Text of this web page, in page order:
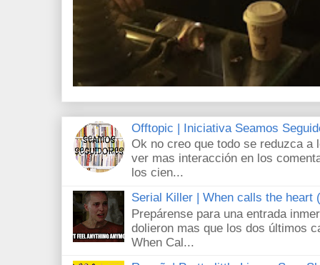
Offtopic | Iniciativa Seamos
Ok no creo que todo se reduzca a
ver mas interacción en los
los cien...
Serial Killer | When calls the heart
Prepárense para una entrada
dolieron mas que los dos últimos
When Cal...